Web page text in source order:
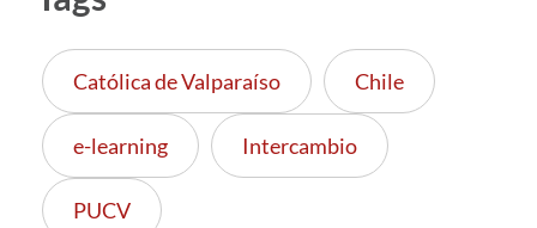
Católica de Valparaíso Chile
e-learning Intercambio
PUCV